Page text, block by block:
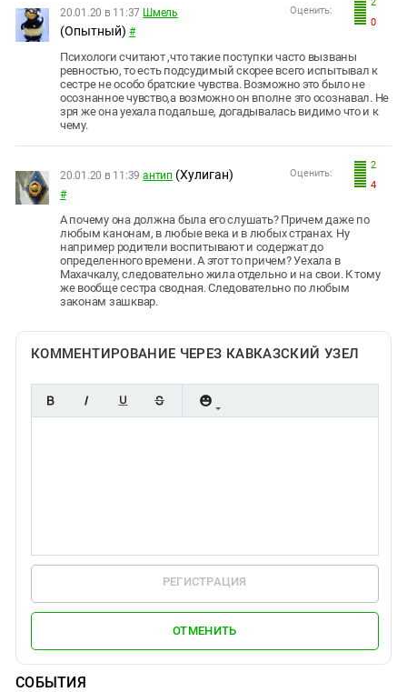
0
Оценить:
20.01.20 в 11:37 Шмель
(Опытный) #
Психологи считают ,что такие поступки часто вызваны
ревностью, то есть подсудимый скорее всего испытывал к
сестре не особо братские чувства. Возможно это было не
осознанное чувство,а возможно он вполне это осознавал. Не
зря же она уехала подальше, догадывалась видимо что и к
чему.
2
4
Оценить:
20.01.20 в 11:39 антип (Хулиган)
#
А почему она должна была его слушать? Причем даже по
любым канонам, в любые века и в любых странах. Ну
например родители воспитывают и содержат до
определенного времени. А этот то причем? Уехала в
Махачкалу, следовательно жила отдельно и на свои. К тому
же вообще сестра сводная. Следовательно по любым
законам зашквар.
КОММЕНТИРОВАНИЕ ЧЕРЕЗ КАВКАЗСКИЙ УЗЕЛ
РЕГИСТРАЦИЯ
ОТМЕНИТЬ
СОБЫТИЯ